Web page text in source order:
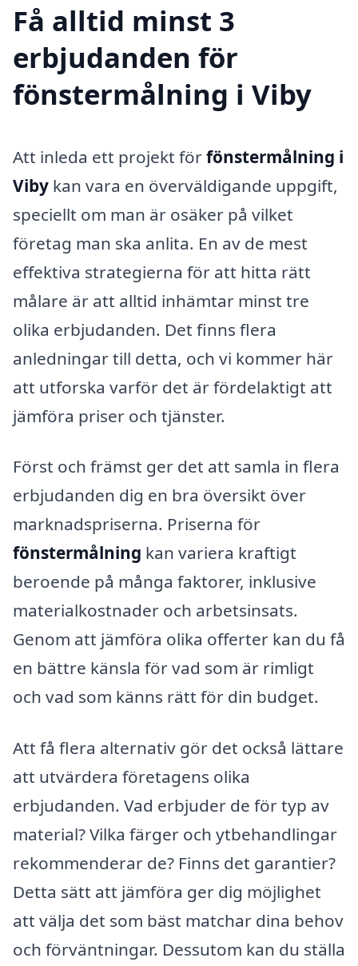
Få alltid minst 3
erbjudanden för
fönstermålning i Viby
Att inleda ett projekt förfönstermålning i
Viby kan vara en överväldigande uppgift,
speciellt om man är osäker på vilket
företag man ska anlita. En av de mest
effektiva strategierna för att hitta rätt
målare är att alltid inhämtar minst tre
olika erbjudanden. Det finns flera
anledningar till detta, och vi kommer här
att utforska varför det är fördelaktigt att
jämföra priser och tjänster.
Först och främst ger det att samla in flera
erbjudanden dig en bra översikt över
marknadspriserna. Priserna för
fönstermålning kan variera kraftigt
beroende på många faktorer, inklusive
materialkostnader och arbetsinsats.
Genom att jämföra olika offerter kan du få
en bättre känsla för vad som är rimligt
och vad som känns rätt för din budget.
Att få flera alternativ gör det också lättare
att utvärdera företagens olika
erbjudanden. Vad erbjuder de för typ av
material? Vilka färger och ytbehandlingar
rekommenderar de? Finns det garantier?
Detta sätt att jämföra ger dig möjlighet
att välja det som bäst matchar dina behov
och förväntningar. Dessutom kan du ställa